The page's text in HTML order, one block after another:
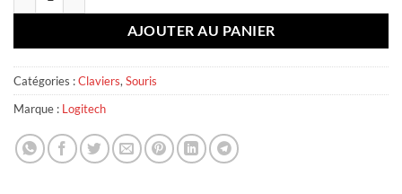
AJOUTER AU PANIER
Catégories :Claviers,Souris
Marque : Logitech